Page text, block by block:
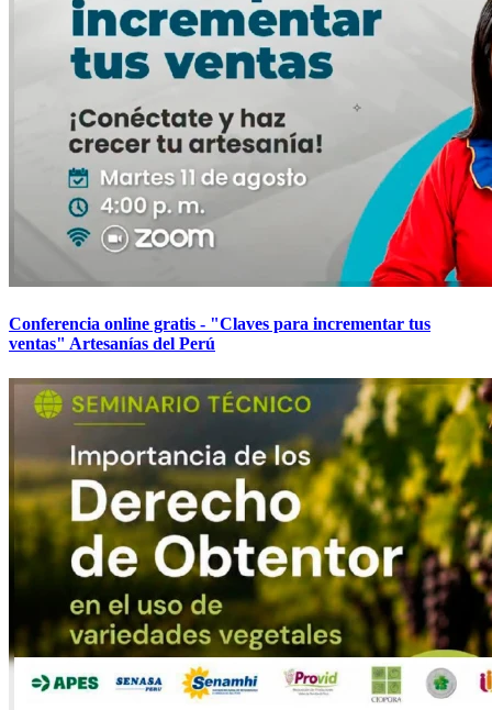
Conferencia online gratis - "Claves para incrementar tus
ventas" Artesanías del Perú